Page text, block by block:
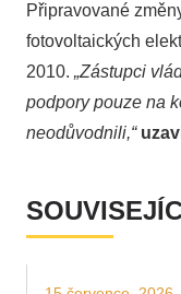
Připravované
fotovoltaických
2010. „Zástupci
podpory pouze na
neodůvodnili,“